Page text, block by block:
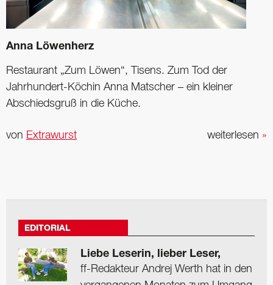
Anna Löwenherz
Restaurant „Zum Löwen“, Tisens. Zum Tod der
Jahrhundert-Köchin Anna Matscher – ein kleiner
Abschiedsgruß in die Küche.
weiterlesen »
von Extrawurst
EDITORIAL
Liebe Leserin, lieber Leser,
ff-Redakteur Andrej Werth hat in den